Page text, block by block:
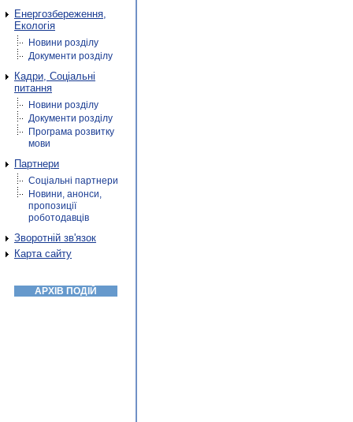
Енергозбереження,
Екологія
Новини розділу
Документи розділу
Кадри, Соціальні
питання
Новини розділу
Документи розділу
Програма розвитку
мови
Партнери
Соціальні партнери
Новини, анонси,
пропозиції
роботодавців
Зворотній зв'язок
Карта сайту
АРХІВ ПОДІЙ